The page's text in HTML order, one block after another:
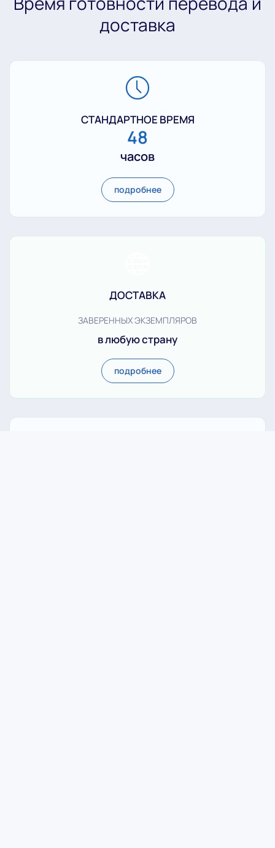
доставка
СТАНДАРТНОЕ ВРЕМЯ
48
часов
подробнее
ДОСТАВКА
ЗАВЕРЕННЫХ ЭКЗЕМПЛЯРОВ
в любую страну
подробнее